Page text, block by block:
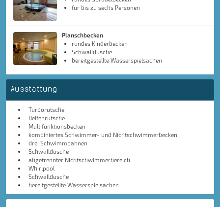
für bis zu sechs Personen
Planschbecken
rundes Kinderbecken
Schwalldusche
bereitgestellte Wasserspielsachen
Ausstattung
Turborutsche
Reifenrutsche
Multifunktionsbecken
kombiniertes Schwimmer- und Nichtschwimmerbecken
drei Schwimmbahnen
Schwalldusche
abgetrennter Nichtschwimmerbereich
Whirlpool
Schwalldusche
bereitgestellte Wasserspielsachen